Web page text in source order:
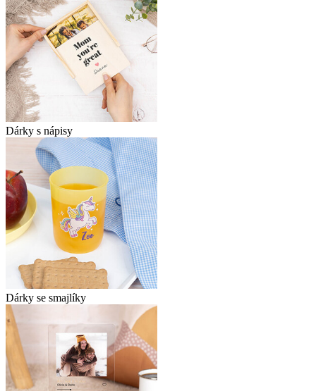
Dárky s nápisy
Dárky se smajlíky